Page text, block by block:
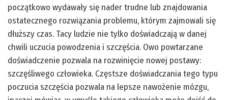
początkowo wydawały się nader trudne lub znajdowania
ostatecznego rozwiązania problemu, którym zajmowali się
dłuższy czas. Tacy ludzie nie tylko doświadczają w danej
chwili uczucia powodzenia i szczęścia. Owo powtarzane
doświadczenie pozwala na rozwinięcie nowej postawy:
szczęśliwego człowieka. Częstsze doświadczania tego typu
poczucia szczęścia pozwala na lepsze nawożenie mózgu,